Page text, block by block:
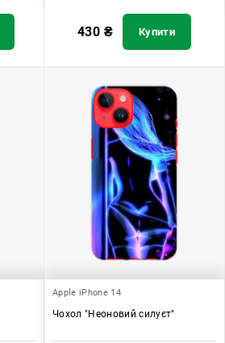
430 ₴ Купити
Apple iPhone 14
Чохол "Неоновий силуєт"